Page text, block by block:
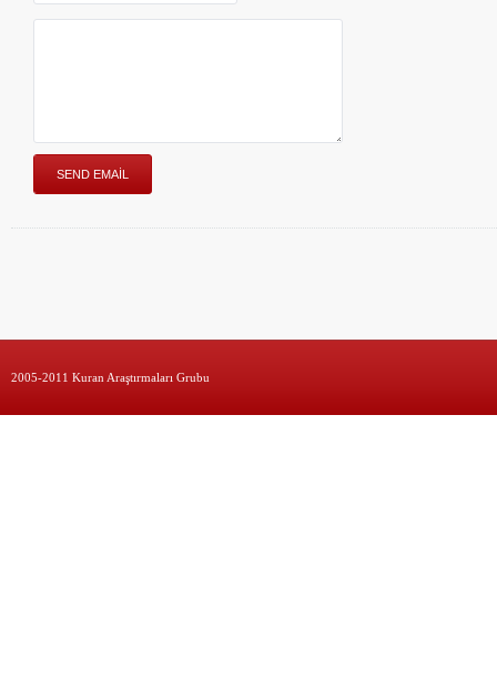
2005-2011 Kuran Araştırmaları Grubu